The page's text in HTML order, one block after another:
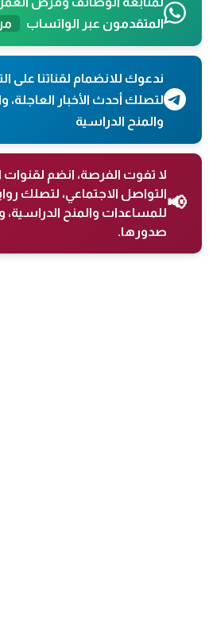
المتقدمون عبر الواتساب
ندعوك للانضمام لقناتنا على
لتصلك أحدث الأخبار العاجلة،
والمنح الدراسية
📢
لا تفوت الفرصة، انضم
التواصل الاجتماعي، لتصلك
للمساعدات والمنح
صدورها.